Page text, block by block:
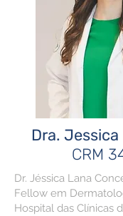
Dra. Jessica
CRM
Dr. Jéssica Lana
Fellow em
Hospital das Clínicas